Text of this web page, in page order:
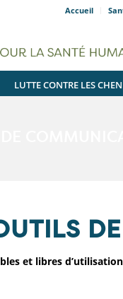
Accueil
LUTTE CONTRE LES
et libres